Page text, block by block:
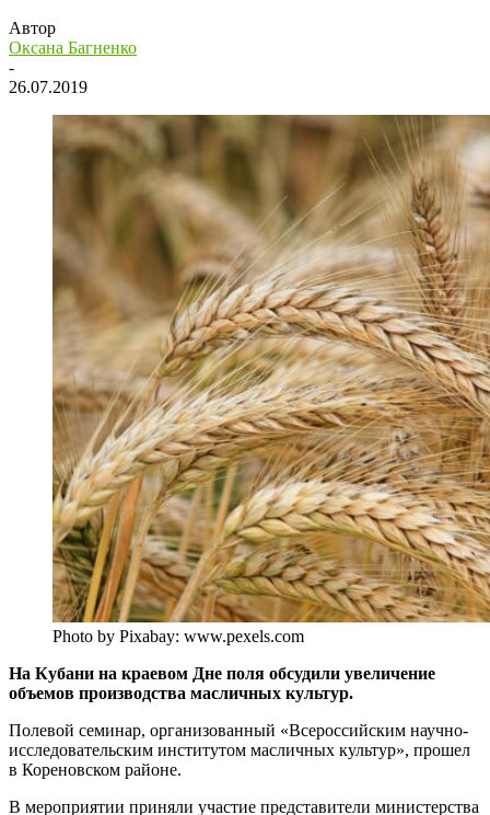
Автор
Оксана Багненко
-
26.07.2019
Photo by Pixabay: www.pexels.com
На Кубани на краевом Дне поля обсудили увеличение
объемов производства масличных культур.
Полевой семинар, организованный «Всероссийским научно-
исследовательским институтом масличных культур», прошел
в Кореновском районе.
В мероприятии приняли участие представители министерства